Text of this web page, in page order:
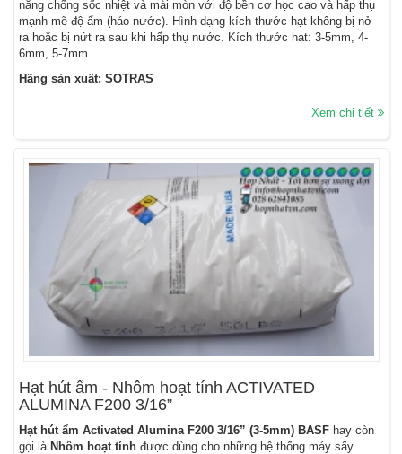
năng chống sốc nhiệt và mài mòn với độ bền cơ học cao và hấp thụ
mạnh mẽ độ ẩm (háo nước). Hình dạng kích thước hạt không bị nở
ra hoặc bị nứt ra sau khi hấp thụ nước. Kích thước hạt: 3-5mm, 4-
6mm, 5-7mm
Hãng sản xuất: SOTRAS
Xem chi tiết
Hạt hút ẩm - Nhôm hoạt tính ACTIVATED
ALUMINA F200 3/16”
Hạt hút ẩm Activated Alumina F200 3/16” (3-5mm) BASF hay còn
gọi là Nhôm hoạt tính được dùng cho những hệ thống máy sấy